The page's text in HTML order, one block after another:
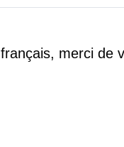
merci de